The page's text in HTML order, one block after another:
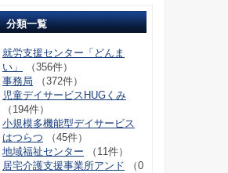
分類一覧
就労支援センター「どんま
い」
（356件）
事務局 （372件）
児童デイサービスHUGくみ
（194件）
小規模多機能型デイサービス
はつらつ （45件）
地域福祉センター （11件）
居宅介護支援事業所アンド （0